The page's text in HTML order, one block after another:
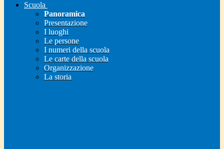
Scuola
Panoramica
Presentazione
I luoghi
Le persone
I numeri della scuola
Le carte della scuola
Organizzazione
La storia